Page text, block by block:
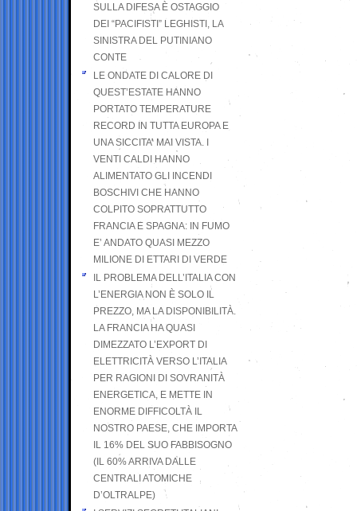
SULLA DIFESA È OSTAGGIO
DEI “PACIFISTI” LEGHISTI, LA
SINISTRA DEL PUTINIANO
CONTE
LE ONDATE DI CALORE DI
QUEST’ESTATE HANNO
PORTATO TEMPERATURE
RECORD IN TUTTA EUROPA E
UNA SICCITA’ MAI VISTA. I
VENTI CALDI HANNO
ALIMENTATO GLI INCENDI
BOSCHIVI CHE HANNO
COLPITO SOPRATTUTTO
FRANCIA E SPAGNA: IN FUMO
E’ ANDATO QUASI MEZZO
MILIONE DI ETTARI DI VERDE
IL PROBLEMA DELL’ITALIA CON
L’ENERGIA NON È SOLO IL
PREZZO, MA LA DISPONIBILITÀ.
LA FRANCIA HA QUASI
DIMEZZATO L’EXPORT DI
ELETTRICITÀ VERSO L’ITALIA
PER RAGIONI DI SOVRANITÀ
ENERGETICA, E METTE IN
ENORME DIFFICOLTÀ IL
NOSTRO PAESE, CHE IMPORTA
IL 16% DEL SUO FABBISOGNO
(IL 60% ARRIVA DALLE
CENTRALI ATOMICHE
D’OLTRALPE)